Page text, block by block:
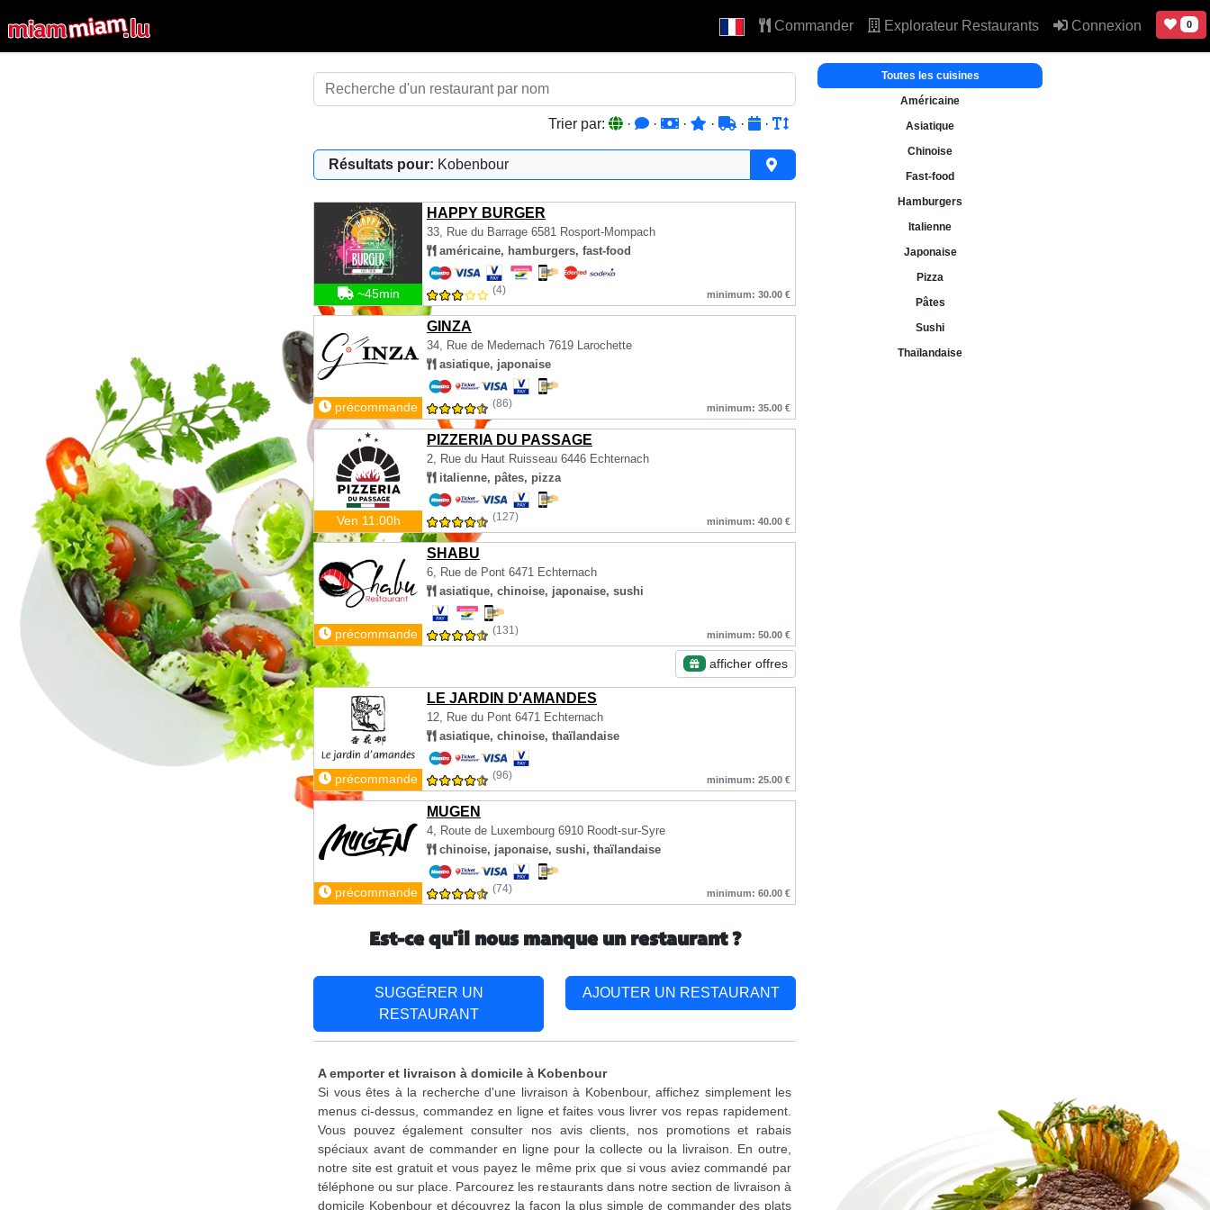
Commander Explorateur Restaurants Connexion 0
Trier par: · · · · · ·
Résultats pour: Kobenbour
HAPPY BURGER
33, Rue du Barrage 6581 Rosport-Mompach
américaine, hamburgers, fast-food
~45min (4) minimum: 30.00 €
GINZA
34, Rue de Medernach 7619 Larochette
asiatique, japonaise
précommande (86) minimum: 35.00 €
PIZZERIA DU PASSAGE
2, Rue du Haut Ruisseau 6446 Echternach
italienne, pâtes, pizza
Ven 11:00h (127) minimum: 40.00 €
SHABU
6, Rue de Pont 6471 Echternach
asiatique, chinoise, japonaise, sushi
précommande (131) minimum: 50.00 €
afficher offres
LE JARDIN D'AMANDES
12, Rue du Pont 6471 Echternach
asiatique, chinoise, thaïlandaise
précommande (96) minimum: 25.00 €
MUGEN
4, Route de Luxembourg 6910 Roodt-sur-Syre
chinoise, japonaise, sushi, thaïlandaise
précommande (74) minimum: 60.00 €
Toutes les cuisines
Américaine
Asiatique
Chinoise
Fast-food
Hamburgers
Italienne
Japonaise
Pizza
Pâtes
Sushi
Thaïlandaise
Est-ce qu'il nous manque un restaurant ?
SUGGÉRER UN
RESTAURANT
AJOUTER UN RESTAURANT
A emporter et livraison à domicile à Kobenbour
Si vous êtes à la recherche d'une livraison à Kobenbour, affichez simplement les
menus ci-dessus, commandez en ligne et faites vous livrer vos repas rapidement.
Vous pouvez également consulter nos avis clients, nos promotions et rabais
spéciaux avant de commander en ligne pour la collecte ou la livraison. En outre,
notre site est gratuit et vous payez le même prix que si vous aviez commandé par
téléphone ou sur place. Parcourez les restaurants dans notre section de livraison à
domicile Kobenbour et découvrez la façon la plus simple de commander des plats